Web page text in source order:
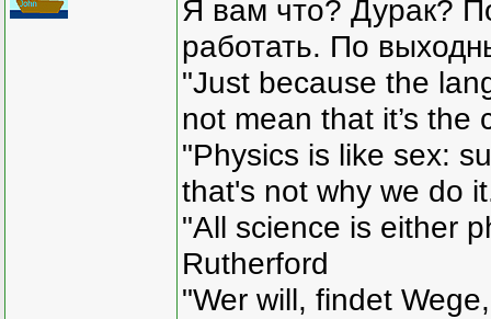
Я вам что? Дурак?
работать. По
"Just because the
not mean that it’s the
"Physics is like sex:
that's not why we do
"All science is either
Rutherford
"Wer will, findet